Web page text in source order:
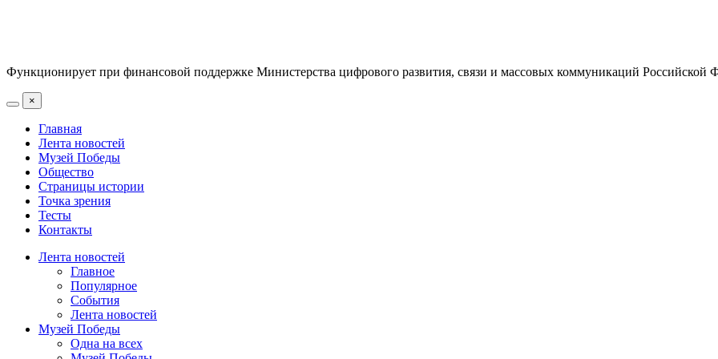
Функционирует при финансовой поддержке Министерства цифрового развития, связи и массовых коммуникаций Российской
×
Главная
Лента новостей
Музей Победы
Общество
Страницы истории
Точка зрения
Тесты
Контакты
Лента новостей
Главное
Популярное
События
Лента новостей
Музей Победы
Одна на всех